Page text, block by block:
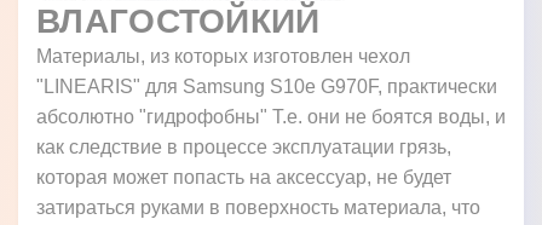
ВЛАГОСТОЙКИЙ
Материалы, из которых изготовлен чехол
"LINEARIS" для Samsung S10e G970F, практически
абсолютно "гидрофобны" Т.е. они не боятся воды, и
как следствие в процессе эксплуатации грязь,
которая может попасть на аксессуар, не будет
затираться руками в поверхность материала, что